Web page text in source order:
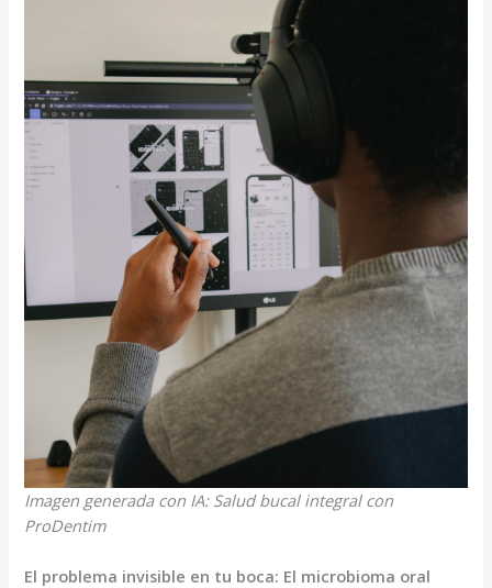
Imagen generada con IA: Salud bucal integral con
ProDentim
El problema invisible en tu boca: El microbioma oral